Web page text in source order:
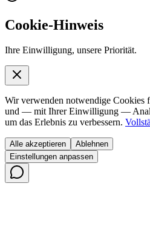
Cookie-Hinweis
Ihre Einwilligung, unsere Priorität.
Wir verwenden notwendige Cookies
und — mit Ihrer Einwilligung —
um das Erlebnis zu verbessern.
Alle akzeptieren
Ablehnen
Einstellungen anpassen